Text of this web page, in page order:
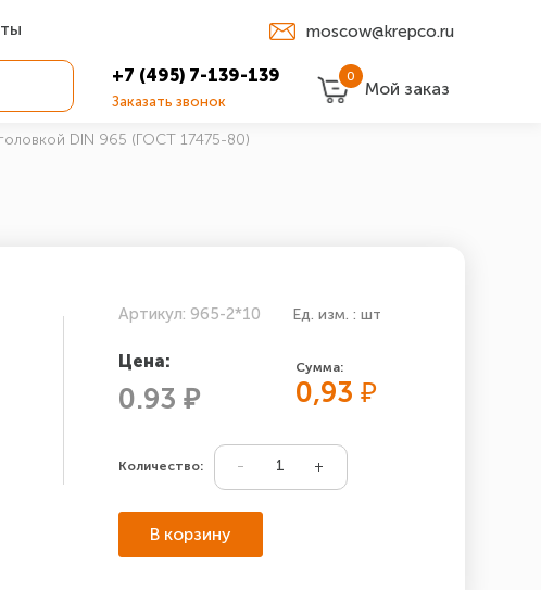
moscow@krepco.ru
+7 (495) 7-139-139
Заказать звонок
0
Мой заказ
DIN 965 (ГОСТ 17475-80)
Артикул: 965-2*10 Ед. изм. : шт
Цена:
0.93 ₽
Сумма:
0,93₽
Количество:
В корзину